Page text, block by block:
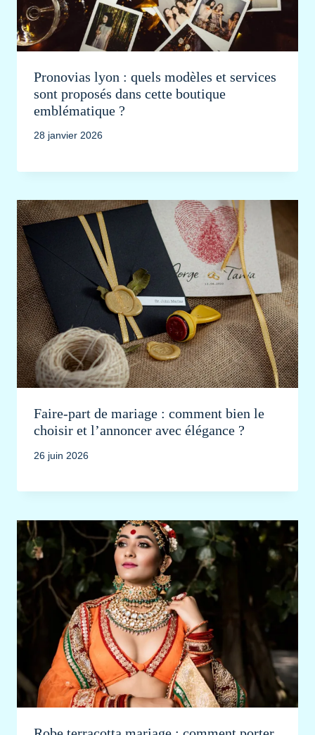
Pronovias lyon : quels modèles et services
sont proposés dans cette boutique
emblématique ?
28 janvier 2026
Faire-part de mariage : comment bien le
choisir et l’annoncer avec élégance ?
26 juin 2026